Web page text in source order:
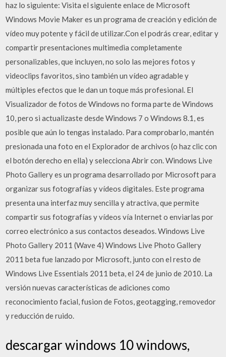
haz lo siguiente: Visita el siguiente enlace de Microsoft
Windows Movie Maker es un programa de creación y edición de
vídeo muy potente y fácil de utilizar.Con el podrás crear, editar y
compartir presentaciones multimedia completamente
personalizables, que incluyen, no solo las mejores fotos y
videoclips favoritos, sino también un vídeo agradable y
múltiples efectos que le dan un toque más profesional. El
Visualizador de fotos de Windows no forma parte de Windows
10, pero si actualizaste desde Windows 7 o Windows 8.1, es
posible que aún lo tengas instalado. Para comprobarlo, mantén
presionada una foto en el Explorador de archivos (o haz clic con
el botón derecho en ella) y selecciona Abrir con. Windows Live
Photo Gallery es un programa desarrollado por Microsoft para
organizar sus fotografías y vídeos digitales. Este programa
presenta una interfaz muy sencilla y atractiva, que permite
compartir sus fotografías y vídeos vía Internet o enviarlas por
correo electrónico a sus contactos deseados. Windows Live
Photo Gallery 2011 (Wave 4) Windows Live Photo Gallery
2011 beta fue lanzado por Microsoft, junto con el resto de
Windows Live Essentials 2011 beta, el 24 de junio de 2010. La
versión nuevas características de adiciones como
reconocimiento facial, fusion de Fotos, geotagging, removedor
y reducción de ruido.
descargar windows 10 windows,